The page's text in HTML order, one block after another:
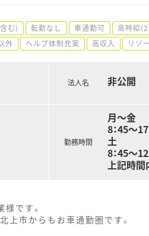
む) 転勤なし 車通勤可 高時給
外 ヘルプ体制充実 高収入 リゾ
法人名 非公開
勤務時間
月～金
8：45～17
土
8：45～12
上記時間
です。
上市からもお車通勤圏です。